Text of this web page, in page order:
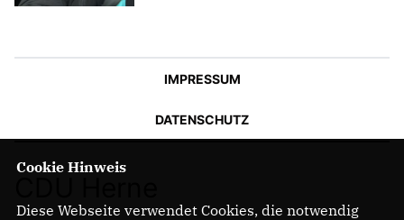
IMPRESSUM
DATENSCHUTZ
Cookie Hinweis
Diese Webseite verwendet Cookies, die notwendig